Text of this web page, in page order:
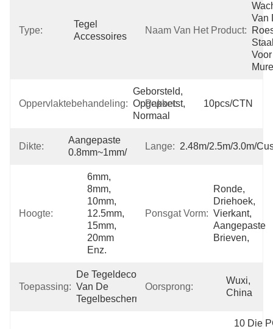
Type:
Tegel
Accessoires
Naam Van Het Product:
Van
Voor
Oppervlaktebehandeling:
Geborsteld,
Opgepoetst,
Normaal
Pakket: 10pcs/CTN
Dikte:
Aangepaste
0.8mm~1mm/
Lange: 2.48m/2.5m/3.0m/
Hoogte:
6mm,
8mm,
10mm,
12.5mm,
15mm,
20mm
Enz.
Ponsgat Vorm:
Ronde,
Driehoek,
Vierkant,
Aangepaste
Brieven,
Toepassing:
De Tegeldecoratie
Van De
Tegelbescherming
Oorsprong:
Wuxi,
China
10 Die